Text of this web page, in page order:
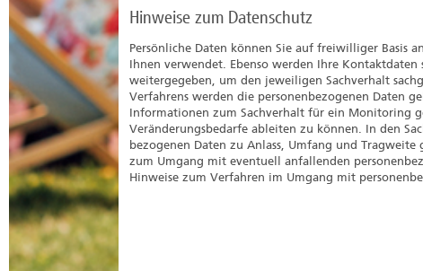
Hinweise zum Datenschutz
Persönliche Daten können Sie auf freiwilliger Basis
Ihnen verwendet. Ebenso werden Ihre
weitergegeben, um den jeweiligen Sachverhalt
Verfahrens werden die personenbezogenen Daten
Informationen zum Sachverhalt für ein Monitoring
Veränderungsbedarfe ableiten zu können. In den
bezogenen Daten zu Anlass, Umfang und
zum Umgang mit eventuell anfallenden
Hinweise zum Verfahren im Umgang mit